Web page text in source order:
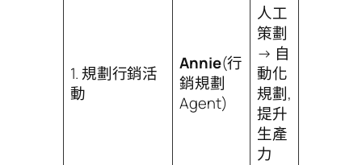
1. 規劃行銷活
動
Annie(行
銷規劃
Agent)
人工
策劃
→ 自
動化
規劃,
提升
生產
力